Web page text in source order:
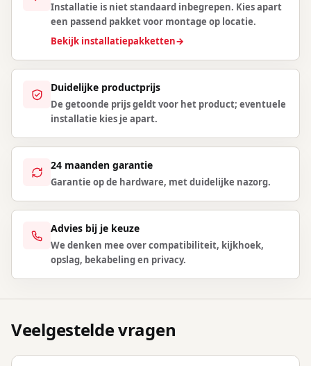
Installatie is niet standaard inbegrepen. Kies apart
een passend pakket voor montage op locatie.
Bekijk installatiepakketten→
Duidelijke productprijs
De getoonde prijs geldt voor het product; eventuele
installatie kies je apart.
24 maanden garantie
Garantie op de hardware, met duidelijke nazorg.
Advies bij je keuze
We denken mee over compatibiliteit, kijkhoek,
opslag, bekabeling en privacy.
Veelgestelde vragen